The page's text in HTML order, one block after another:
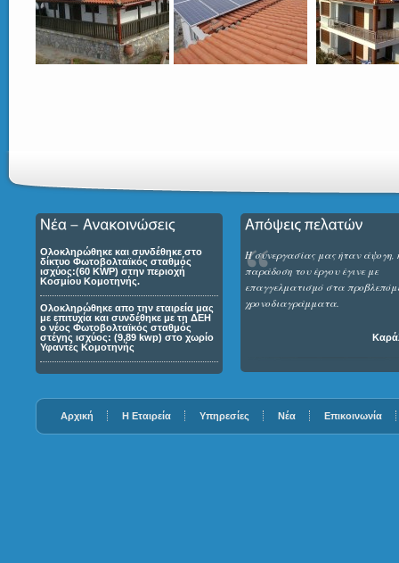
Ολοκληρώθηκε και συνδέθηκε στο
δίκτυο Φωτοβολταϊκός σταθμός
ισχύος:(60 KWP) στην περιοχή
Κοσμίου Κομοτηνής.
Ολοκληρώθηκε απο την εταιρεία μας
με επιτυχία και συνδέθηκε με τη ΔΕΗ
ο νέος Φωτοβολταϊκός σταθμός
στέγης ισχύος: (9,89 kwp) στο χωρίο
Υφαντές Κομοτηνής
Η συνεργασίας μας ήταν άψογη,
παράδοση του έργου έγινε με
επαγγελματισμό στα
χρονοδιαγράμματα.
Αρχική Η Εταιρεία Υπηρεσίες Νέα Επικοινωνία